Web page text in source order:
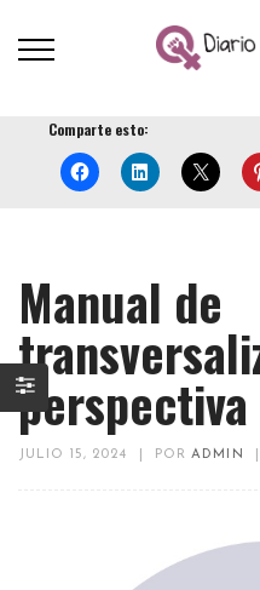
Comparte esto:
Manual de
JULIO 15, 2024 PORADMIN